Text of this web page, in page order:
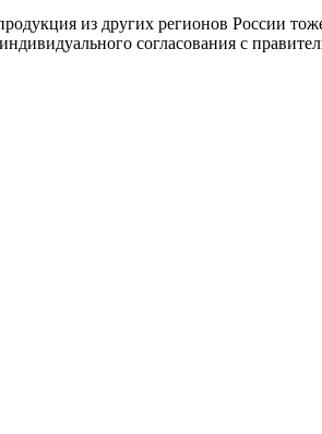
из других регионов России
согласования с